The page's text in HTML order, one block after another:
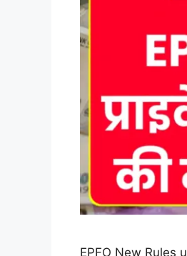
EPFO New Rules